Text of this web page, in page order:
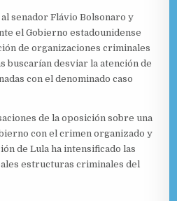
senador Flávio Bolsonaro y
el Gobierno estadounidense
de organizaciones criminales
buscarían desviar la atención de
con el denominado caso
de la oposición sobre una
con el crimen organizado y
de Lula ha intensificado las
estructuras criminales del